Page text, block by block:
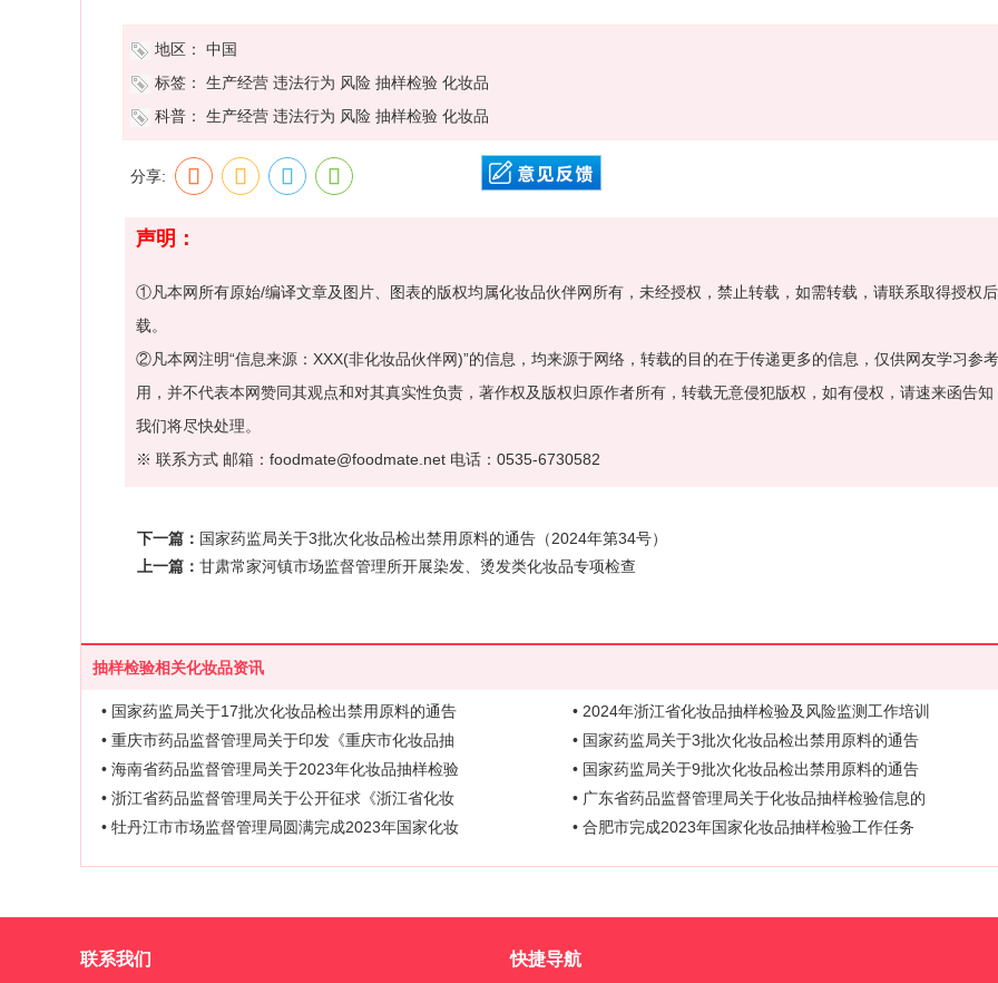
地区：
中国
标签：
生产经营 违法行为 风险 抽样检验 化妆品
科普：
生产经营 违法行为 风险 抽样检验 化妆品
分享:
声明：
①凡本网所有原始/编译文章及图片、图表的版权均属化妆品伙伴网所有，未经授权，禁止转载，如需转载，请联系取得授权
载。
②凡本网注明“信息来源：XXX(非化妆品伙伴网)”的信息，均来源于网络，转载的目的在于传递更多的信息，仅供网友学习参
用，并不代表本网赞同其观点和对其真实性负责，著作权及版权归原作者所有，转载无意侵犯版权，如有侵权，请速来函告知
我们将尽快处理。
※ 联系方式 邮箱：foodmate@foodmate.net 电话：0535-6730582
下一篇： 国家药监局关于3批次化妆品检出禁用原料的通告（2024年第34号）
上一篇： 甘肃常家河镇市场监督管理所开展染发、烫发类化妆品专项检查
抽样检验相关化妆品资讯
• 国家药监局关于17批次化妆品检出禁用原料的通告
• 2024年浙江省化妆品抽样检验及风险监测工作培训
• 重庆市药品监督管理局关于印发《重庆市化妆品抽
• 国家药监局关于3批次化妆品检出禁用原料的通告
• 海南省药品监督管理局关于2023年化妆品抽样检验
• 国家药监局关于9批次化妆品检出禁用原料的通告
• 浙江省药品监督管理局关于公开征求《浙江省化妆
• 广东省药品监督管理局关于化妆品抽样检验信息的
• 牡丹江市市场监督管理局圆满完成2023年国家化妆
• 合肥市完成2023年国家化妆品抽样检验工作任务
联系我们 快捷导航